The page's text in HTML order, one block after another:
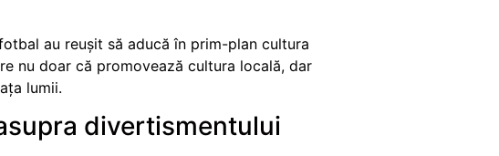
au reușit să aducă în prim-plan cultura
nu doar că promovează cultura locală, dar
lumii.
divertismentului